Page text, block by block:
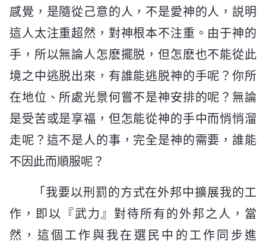
感覺，是隨從己意的人，不是愛神的人，説明
這人太注重超然，對神根本不注重。由于神的
手，所以無論人怎麽擺脱，但怎麽也不能從此
境之中逃脱出來，有誰能逃脱神的手呢？你所
在地位、所處光景何嘗不是神安排的呢？無論
是受苦或是享福，但怎能從神的手中而悄悄溜
走呢？這不是人的事，完全是神的需要，誰能
不因此而順服呢？
「我要以刑罰的方式在外邦中擴展我的工
作，即以『武力』對待所有的外邦之人，當
然，這個工作與我在選民中的工作同步進